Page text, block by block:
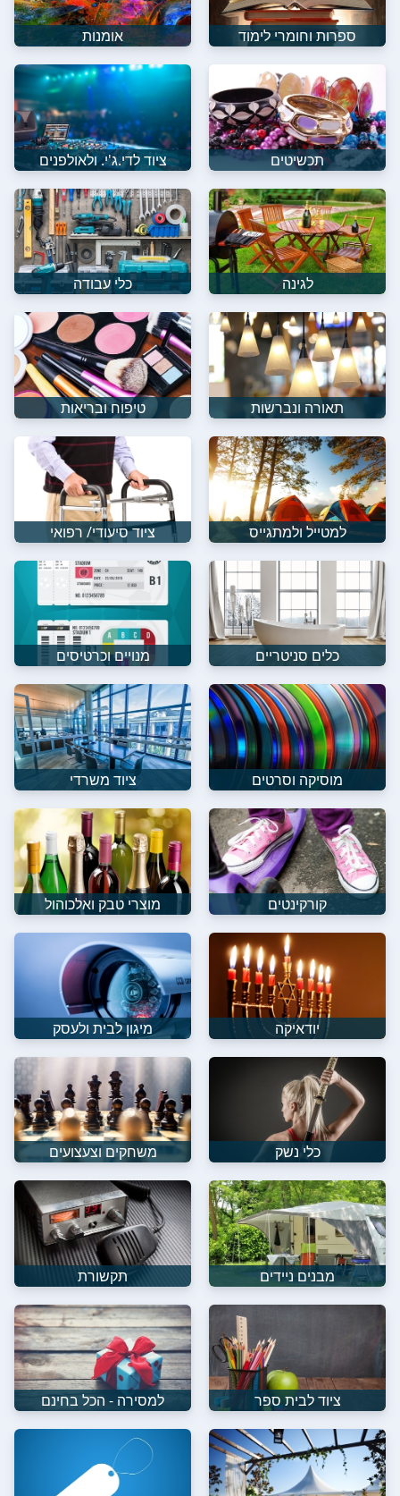
ספרות וחומרי לימוד אומנות
תכשיטים ציוד לדי.ג'י. ולאולפנים
לגינה כלי עבודה
תאורה ונברשות טיפוח ובריאות
למטייל ולמתגייס ציוד סיעודי/ רפואי
כלים סניטריים מנויים וכרטיסים
מוסיקה וסרטים ציוד משרדי
קורקינטים מוצרי טבק ואלכוהול
יודאיקה מיגון לבית ולעסק
כלי נשק משחקים וצעצועים
מבנים ניידים תקשורת
ציוד לבית ספר למסירה - הכל בחינם